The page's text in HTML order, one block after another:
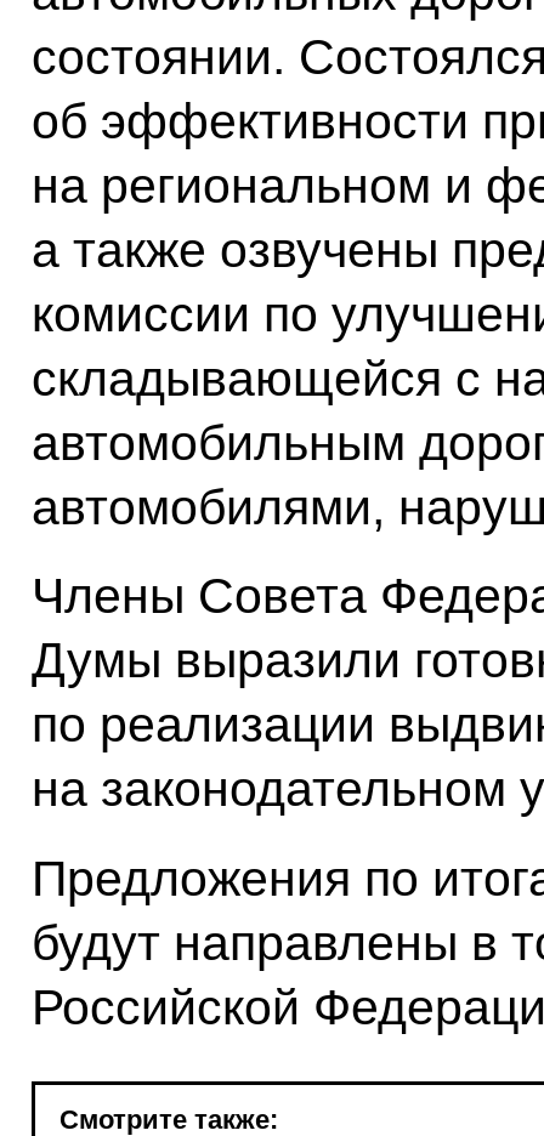
состоянии.
об эффективности
на региональном и
а также озвучены
комиссии по
складывающейся с
автомобильным
автомобилями,
Члены Совета
Думы выразили
по реализации
на законодательном
Предложения по
будут направлены в
Российской
Смотрите также: